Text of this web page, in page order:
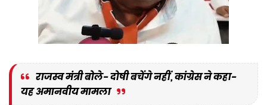
राजस्व मंत्री बोले- दोषी बचेंगे नहीं, कांग्रेस ने कहा-
यह अमानवीय मामला